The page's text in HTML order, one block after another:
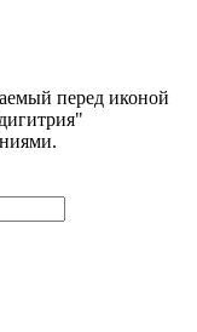
перед иконой